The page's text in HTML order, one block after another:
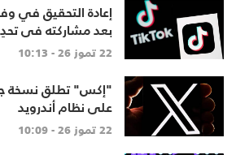
إعادة التحقيق في
بعد مشاركته في
22 تموز 26 - 10:13
"إكس" تطلق نسخة
على نظام أندرويد
22 تموز 26 - 10:09